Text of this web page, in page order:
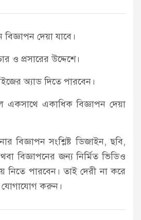
দেয়া যাবে।
ও প্রসারের উদ্দেশে।
অ্যাড দিতে পারবেন।
একসাথে একাধিক বিজ্ঞাপন দেয়া
বিজ্ঞাপন সংশ্লিষ্ট ডিজাইন, ছবি,
বিজ্ঞাপনের জন্য নির্মিত ভিডিও
নিতে পারবেন। তাই দেরী না করে
করুন।